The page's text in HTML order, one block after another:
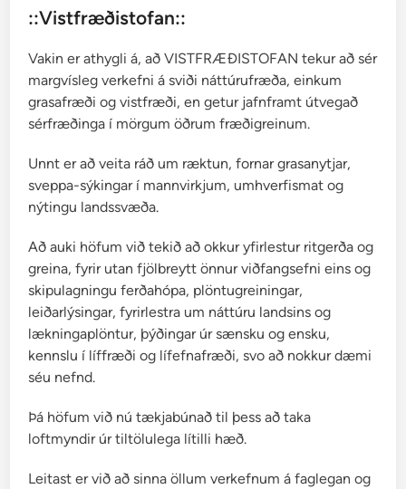
::Vistfræðistofan::
Vakin er athygli á, að VISTFRÆÐISTOFAN tekur að sér
margvísleg verkefni á sviði náttúrufræða, einkum
grasafræði og vistfræði, en getur jafnframt útvegað
sérfræðinga í mörgum öðrum fræðigreinum.
Unnt er að veita ráð um ræktun, fornar grasanytjar,
sveppa-sýkingar í mannvirkjum, umhverfismat og
nýtingu landssvæða.
Að auki höfum við tekið að okkur yfirlestur ritgerða og
greina, fyrir utan fjölbreytt önnur viðfangsefni eins og
skipulagningu ferðahópa, plöntugreiningar,
leiðarlýsingar, fyrirlestra um náttúru landsins og
lækningaplöntur, þýðingar úr sænsku og ensku,
kennslu í líffræði og lífefnafræði, svo að nokkur dæmi
séu nefnd.
Þá höfum við nú tækjabúnað til þess að taka
loftmyndir úr tiltölulega lítilli hæð.
Leitast er við að sinna öllum verkefnum á faglegan og